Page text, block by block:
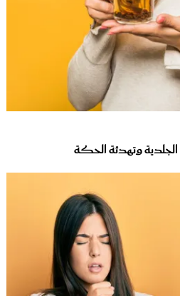
وتهدئة الحكة